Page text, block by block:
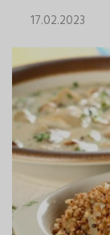
17.02.2023